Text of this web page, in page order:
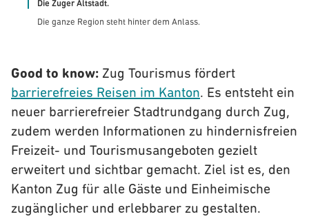
Die Zuger Altstadt.
Die ganze Region steht hinter dem Anlass.
Good to know: Zug Tourismus fördert
barrierefreies Reisen im Kanton. Es entsteht ein
neuer barrierefreier Stadtrundgang durch Zug,
zudem werden Informationen zu hindernisfreien
Freizeit- und Tourismusangeboten gezielt
erweitert und sichtbar gemacht. Ziel ist es, den
Kanton Zug für alle Gäste und Einheimische
zugänglicher und erlebbarer zu gestalten.